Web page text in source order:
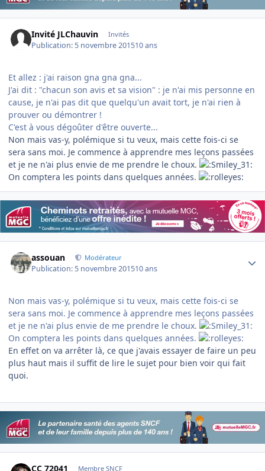
Invité JLChauvin Invités
Publication: 5 novembre 201510 ans
Et allez : j'ai raison gna gna gna...
J'ai dit : "chacun son avis et sa vision" : je n'ai mis personne en
cause, je n'ai pas dit que quelqu'un avait tort, je n'ai rien à
prouver ou démontrer !
C'est à vous dégoûter d'être ouverte...
Non mais vas-y, polémique si tu veux, mais cette fois-ci se
sera sans moi. Je commence à apprendre mes leçons passées
et je ne n'ai plus envie de me prendre le choux.
On comptera les points dans quelques années.
assouan Modérateur
Publication: 5 novembre 201510 ans
Non mais vas-y, polémique si tu veux, mais cette fois-ci se
sera sans moi. Je commence à apprendre mes leçons passées
et je ne n'ai plus envie de me prendre le choux.
On comptera les points dans quelques années.
En effet on va arrêter là, ce que j'avais essayer de faire un peu
plus haut mais il suffit de lire le sujet pour bien voir qui fait
quoi.
CC 72041 Membre SNCF